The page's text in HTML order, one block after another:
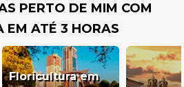
PERTO DE MIM COM
EM ATÉ 3 HORAS
Floricultura em